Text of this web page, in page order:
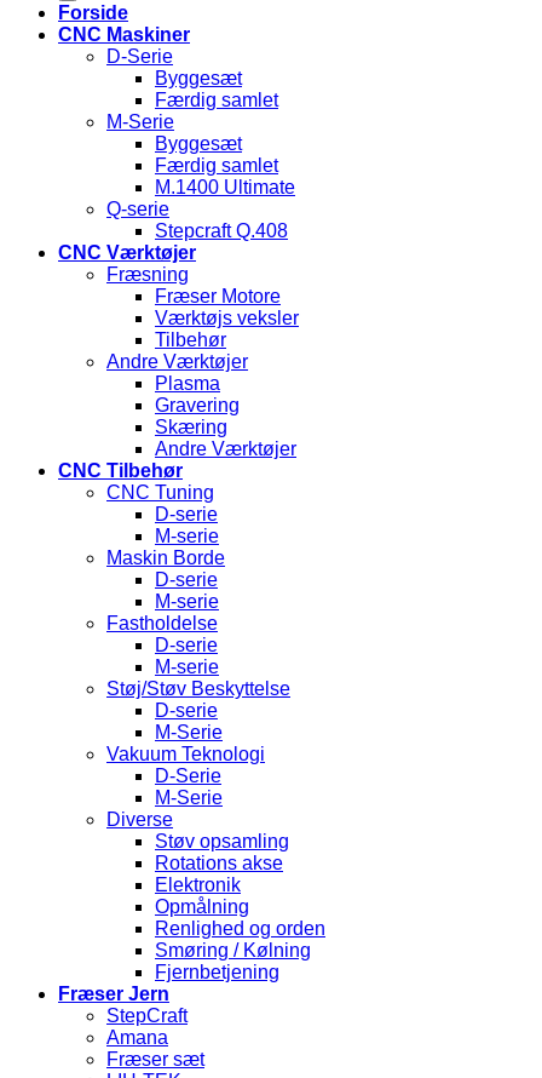
Forside
CNC Maskiner
D-Serie
Byggesæt
Færdig samlet
M-Serie
Byggesæt
Færdig samlet
M.1400 Ultimate
Q-serie
Stepcraft Q.408
CNC Værktøjer
Fræsning
Fræser Motore
Værktøjs veksler
Tilbehør
Andre Værktøjer
Plasma
Gravering
Skæring
Andre Værktøjer
CNC Tilbehør
CNC Tuning
D-serie
M-serie
Maskin Borde
D-serie
M-serie
Fastholdelse
D-serie
M-serie
Støj/Støv Beskyttelse
D-serie
M-Serie
Vakuum Teknologi
D-Serie
M-Serie
Diverse
Støv opsamling
Rotations akse
Elektronik
Opmålning
Renlighed og orden
Smøring / Kølning
Fjernbetjening
Fræser Jern
StepCraft
Amana
Fræser sæt